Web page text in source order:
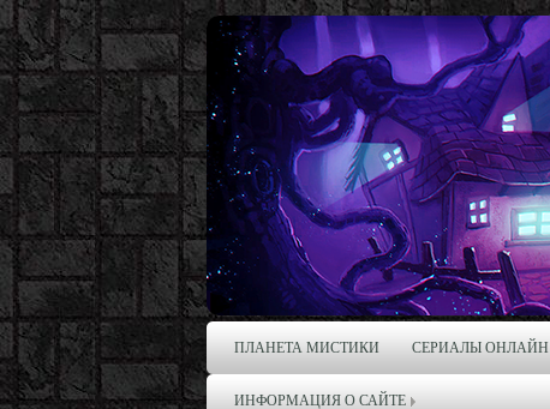
ПЛАНЕТА МИСТИКИ СЕРИАЛЫ ОНЛАЙН
ИНФОРМАЦИЯ О САЙТЕ